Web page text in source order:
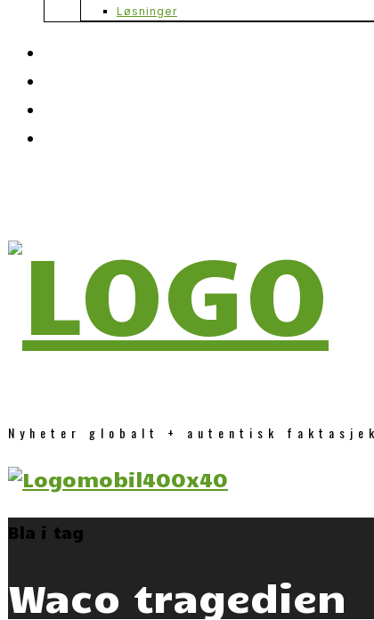
Løsninger
Nyheter globalt + autentisk
Bla i tag
Waco tragedien